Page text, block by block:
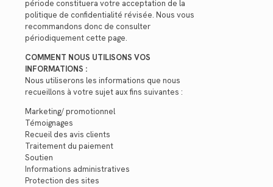
période constituera votre acceptation de la
politique de confidentialité révisée. Nous vous
recommandons donc de consulter
périodiquement cette page.
COMMENT NOUS UTILISONS VOS
INFORMATIONS :
Nous utiliserons les informations que nous
recueillons à votre sujet aux fins suivantes :
Marketing/ promotionnel
Témoignages
Recueil des avis clients
Traitement du paiement
Soutien
Informations administratives
Protection des sites